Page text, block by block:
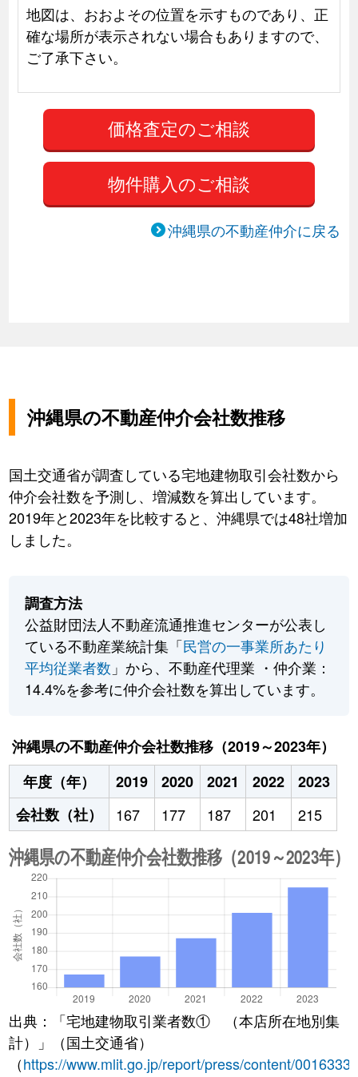
地図は、おおよその位置を示すものであり、正
確な場所が表示されない場合もありますので、
ご了承下さい。
物件購入のご相談
沖縄県の不動産仲介に戻る
沖縄県の不動産仲介会社数推移
国土交通省が調査している宅地建物取引会社数から
仲介会社数を予測し、増減数を算出しています。
2019年と2023年を比較すると、沖縄県では48社増加
しました。
調査方法
公益財団法人不動産流通推進センターが公表し
ている不動産業統計集「民営の一事業所あたり
平均従業者数 」から、不動産代理業 ・仲介業：
14.4%を参考に仲介会社数を算出しています。
沖縄県の不動産仲介会社数推移（2019～2023年）
年度（年）
2019 2020 2021 2022
2023
会社数（社）
167 177 187 201 215
出典：「宅地建物取引業者数① （本店所在地別集
計）」（国土交通省）
（https://www.mlit.go.jp/report/press/content/